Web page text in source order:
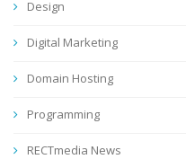
Design
Digital Marketing
Domain Hosting
Programming
RECTmedia News